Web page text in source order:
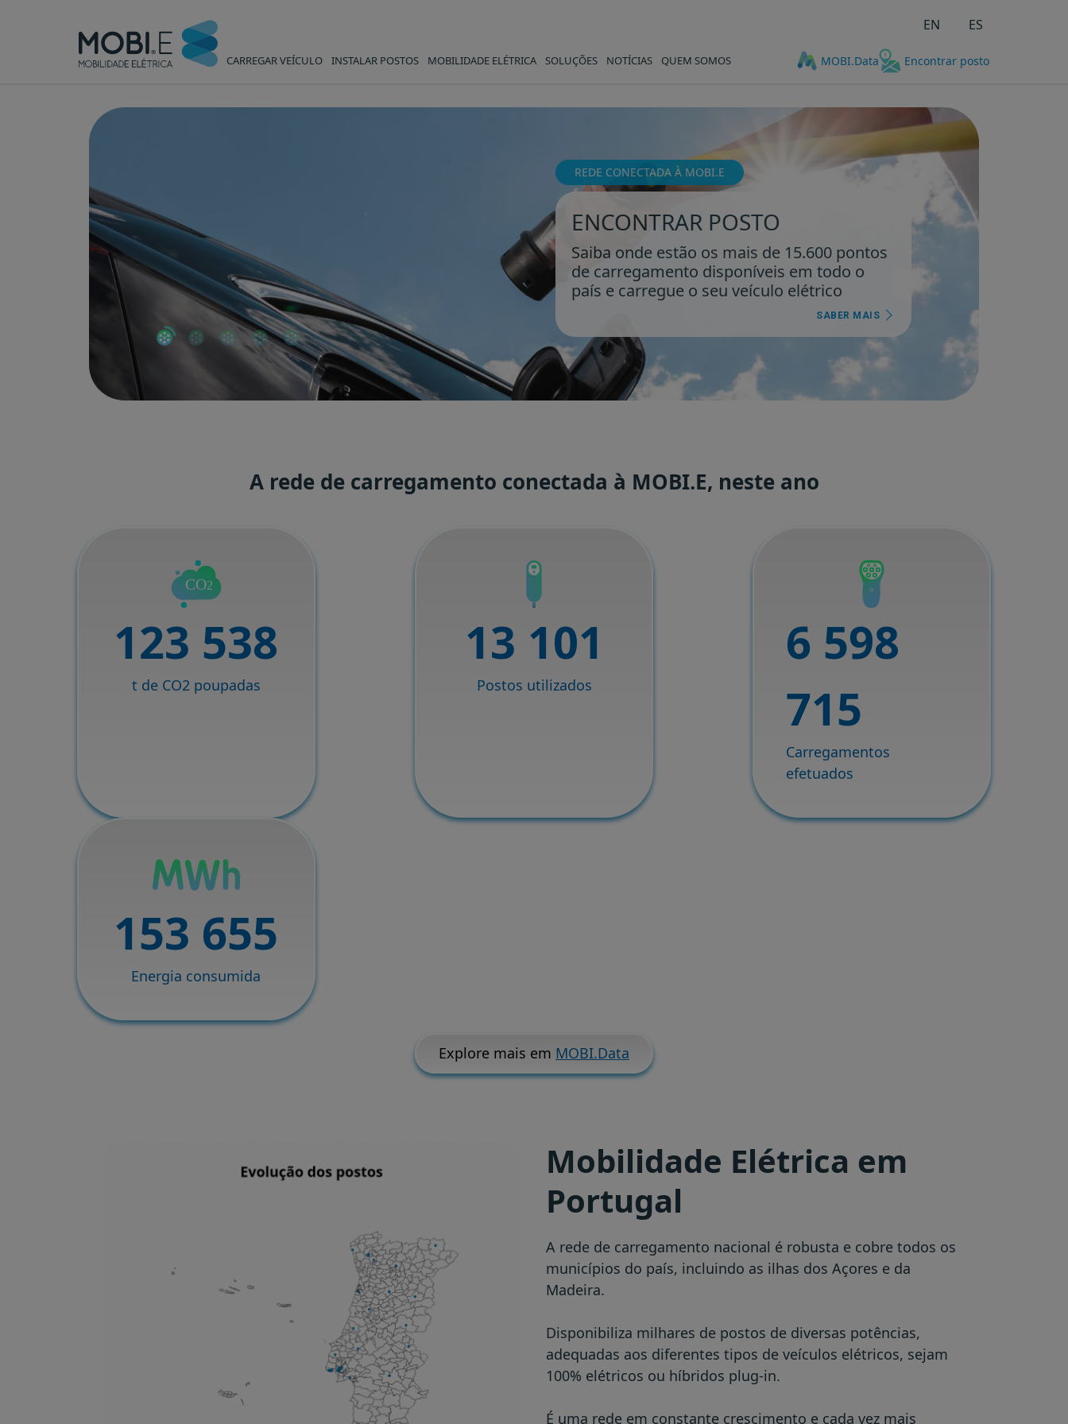
EN ES
CARREGAR VEÍCULO INSTALAR POSTOS MOBILIDADE ELÉTRICA SOLUÇÕES NOTÍCIAS QUEM SOMOS MOBI.Data Encontrar posto
REDE CONECTADA À MOBI.E
ENCONTRAR POSTO
Saiba onde estão os mais de 15.600 pontos
de carregamento disponíveis em todo o
país e carregue o seu veículo elétrico
SABER MAIS
A rede de carregamento conectada à MOBI.E, neste ano
123 538
t de CO2 poupadas
13 101
Postos utilizados
6 598
715
Carregamentos
efetuados
153 655
Energia consumida
Explore mais em MOBI.Data
Mobilidade Elétrica em
Portugal
A rede de carregamento nacional é robusta e cobre todos os
municípios do país, incluindo as ilhas dos Açores e da
Madeira.
Disponibiliza milhares de postos de diversas potências,
adequadas aos diferentes tipos de veículos elétricos, sejam
100% elétricos ou híbridos plug-in.
É uma rede em constante crescimento e cada vez mais